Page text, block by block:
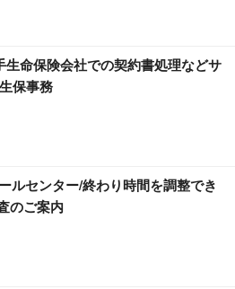
生命保険会社での契約書処理などサ
保事務
ルセンター/終わり時間を調整でき
のご案内